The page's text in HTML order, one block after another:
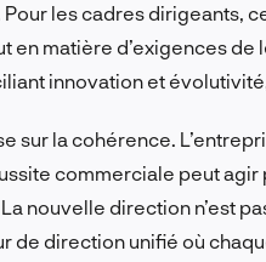
les cadres dirigeants,
en matière d’exigences
innovation et
sur la cohérence.
commerciale peut agir
nouvelle direction n’est
de direction unifié où